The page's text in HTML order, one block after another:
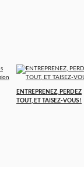
ENTREPRENEZ, PERDEZ
TOUT, ET TAISEZ-VOUS !